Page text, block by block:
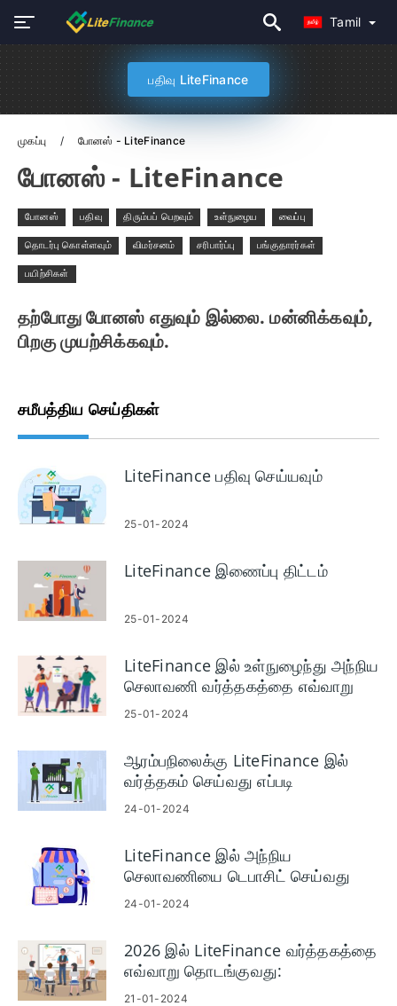
Tamil
பதிவு LiteFinance
முகப்பு போனஸ் - LiteFinance
போனஸ் - LiteFinance
போனஸ் பதிவு திரும்பப் பெறவும் உள்நுழைய வைப்பு
தொடர்பு கொள்ளவும் விமர்சனம் சரிபார்ப்பு பங்குதாரர்கள்
பயிற்சிகள்
தற்போது போனஸ் எதுவும் இல்லை. மன்னிக்கவும்,
பிறகு முயற்சிக்கவும்.
சமீபத்திய செய்திகள்
LiteFinance பதிவு செய்யவும்
25-01-2024
LiteFinance இணைப்பு திட்டம்
25-01-2024
LiteFinance இல் உள்நுழைந்து அந்நிய
செலாவணி வர்த்தகத்தை எவ்வாறு
தொடங்குவது
25-01-2024
ஆரம்பநிலைக்கு LiteFinance இல்
வர்த்தகம் செய்வது எப்படி
24-01-2024
LiteFinance இல் அந்நிய
செலாவணியை டெபாசிட் செய்வது
மற்றும் வர்த்தகம் செய்வது எப்படி
24-01-2024
2026 இல் LiteFinance வர்த்தகத்தை
எவ்வாறு தொடங்குவது:
ஆரம்பநிலையாளர்களுக்கான ஒரு படி-
21-01-2024